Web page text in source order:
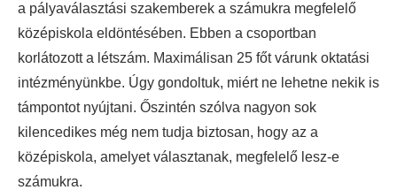
a pályaválasztási szakemberek a számukra megfelelő
középiskola eldöntésében. Ebben a csoportban
korlátozott a létszám. Maximálisan 25 főt várunk oktatási
intézményünkbe. Úgy gondoltuk, miért ne lehetne nekik is
támpontot nyújtani. Őszintén szólva nagyon sok
kilencedikes még nem tudja biztosan, hogy az a
középiskola, amelyet választanak, megfelelő lesz-e
számukra.